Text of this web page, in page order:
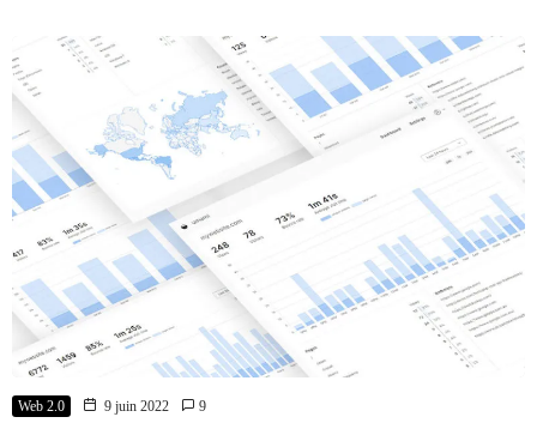
Web 2.0 9 juin 2022 9